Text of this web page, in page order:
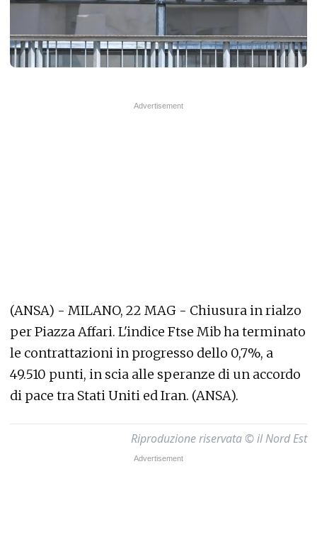
(ANSA) - MILANO, 22 MAG - Chiusura in rialzo
per Piazza Affari. L'indice Ftse Mib ha terminato
le contrattazioni in progresso dello 0,7%, a
49.510 punti, in scia alle speranze di un accordo
di pace tra Stati Uniti ed Iran. (ANSA).
Riproduzione riservata © il Nord Est